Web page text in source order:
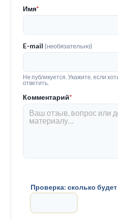
Имя*
E-mail(необязательно)
Не публикуется. Укажите, если
ответить.
Комментарий*
Проверка: сколько будет